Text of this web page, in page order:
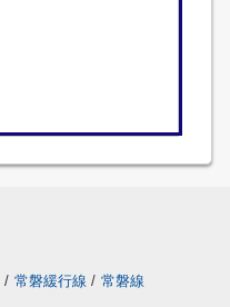
/ 常磐緩行線 / 常磐線